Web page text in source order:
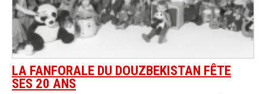
LA FANFORALE DU DOUZBEKISTAN FÊTE
SES 20 ANS